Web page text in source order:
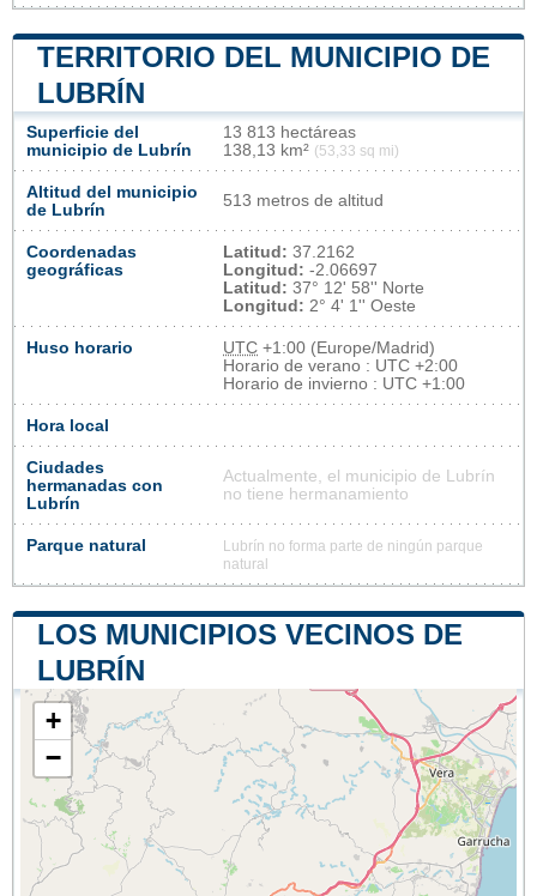
TERRITORIO DEL MUNICIPIO DE
LUBRÍN
Superficie del
municipio de Lubrín
13 813 hectáreas
138,13 km² (53,33 sq mi)
Altitud del municipio
de Lubrín
513 metros de altitud
Coordenadas
geográficas
Latitud: 37.2162
Longitud: -2.06697
Latitud: 37° 12' 58'' Norte
Longitud: 2° 4' 1'' Oeste
Huso horario UTC +1:00 (Europe/Madrid)
Horario de verano : UTC +2:00
Horario de invierno : UTC +1:00
Hora local
Ciudades
hermanadas con
Lubrín
Actualmente, el municipio de Lubrín
no tiene hermanamiento
Parque natural
Lubrín no forma parte de ningún parque
natural
LOS MUNICIPIOS VECINOS DE
LUBRÍN
+
−